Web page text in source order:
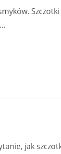
Szczotki
jak